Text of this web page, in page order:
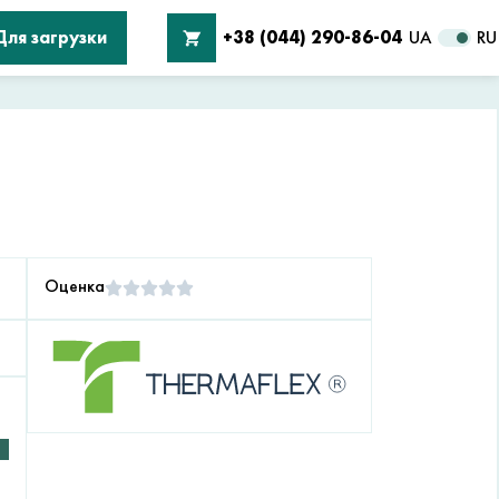
загрузки +38 (044) 290-86-04 UA RU
Оценка